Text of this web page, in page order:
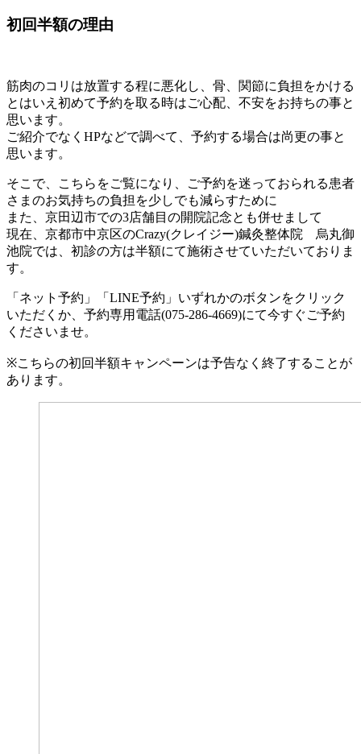
初回半額の理由
筋肉のコリは放置する程に悪化し、骨、関節に負担をかける
とはいえ初めて予約を取る時はご心配、不安をお持ちの事と
思います。
ご紹介でなく HPなどで調べて、予約する場合は尚更の事と
思います。
そこで、こちらをご覧になり、ご予約を迷っておられる患者
さまのお気持ちの負担を少しでも減らすために
また、京田辺市での3店舗目の開院記念とも併せまして
現在、京都市中京区のCrazy(クレイジー)鍼灸整体院 烏丸御
池院では、初診の方は半額にて施術させていただいておりま
す。
「ネット予約」「 LINE予約」いずれかのボタンをクリック
いただくか、予約専用電話(075-286-4669)にて今すぐご予約
くださいませ。
※こちらの初回半額キャンペーンは予告なく終了することが
あります。